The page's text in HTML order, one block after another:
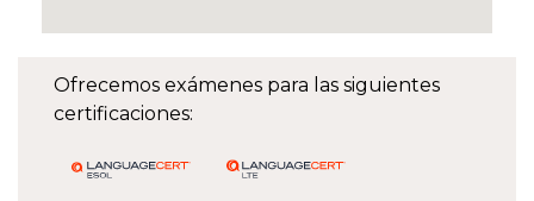
Ofrecemos exámenes para las siguientes
certificaciones: